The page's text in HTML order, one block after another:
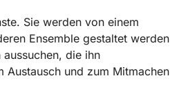
Sie werden von einem
Ensemble gestaltet werden
die ihn
Austausch und zum Mitmachen